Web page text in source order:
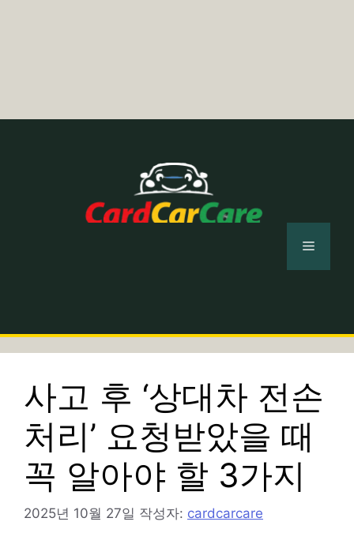
메
사고 후 ‘상대차 전손
처리’ 요청받았을 때
꼭 알아야 할 3가지
2025년 10월 27일 작성자: cardcarcare